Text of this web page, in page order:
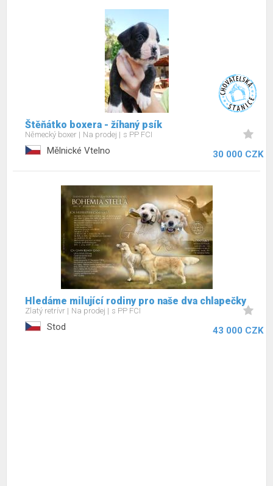
Štěňátko boxera - žíhaný psík
Německý boxer Na prodej s PP FCI
Mělnické Vtelno 30 000 CZK
Hledáme milující rodiny pro naše dva chlapečky
Zlatý retrívr Na prodej s PP FCI
Stod 43 000 CZK